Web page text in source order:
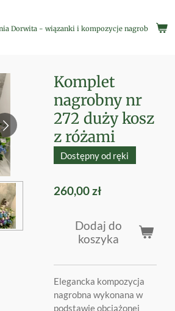
Dorwita - wiązanki i kompozycje nagrobne
Komplet
nagrobny nr
272 duży kosz
z różami
Dostępny od ręki
260,00 zł
Dodaj do
koszyka
Elegancka kompozycja
nagrobna wykonana w
podstawie obciążonej